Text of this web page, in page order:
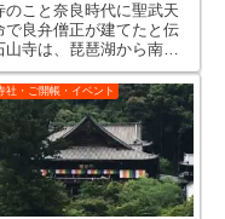
のこと奈良時代に聖武天
で良弁僧正が建てたと伝
山寺は、琵琶湖から南に
る瀬田川の入口西側の岩
面に建っています。 33
度だけご開帳される勅封
輪観音をまつる巨大な本
清水寺や長谷寺のような
り（かけ...
社・ご開帳・イベント